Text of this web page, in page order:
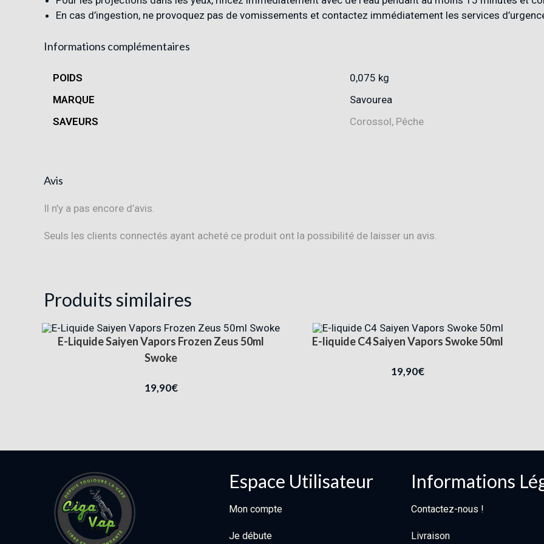
En cas d’ingestion, ne provoquez pas de vomissements et contactez immédiatement les services
Informations complémentaires
POIDS
0,075 kg
MARQUE
Savourea
SAVEURS
Corossol, Pêche
Avis
Il n’y a pas encore d’avis.
Seuls les clients connectés ayant acheté ce produit ont la possibilité de laisser un avis.
Produits similaires
E-Liquide Saiyen Vapors Frozen Zeus 50ml
Swoke
19,90€
E-liquide C4 Saiyen Vapors Swoke 50ml
19,90€
Espace Utilisateur
Mon compte
Je débute
Informations
Contactez-nous !
Livraison